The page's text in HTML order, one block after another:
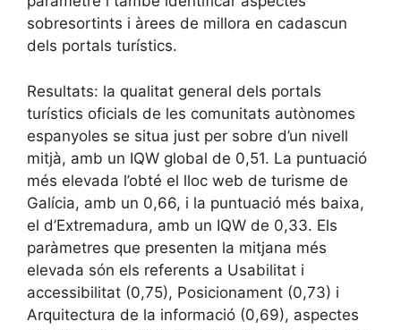
sobresortints i àrees de millora en cadascun
dels portals turístics.
Resultats: la qualitat general dels portals
turístics oficials de les comunitats autònomes
espanyoles se situa just per sobre d’un nivell
mitjà, amb un IQW global de 0,51. La puntuació
més elevada l’obté el lloc web de turisme de
Galícia, amb un 0,66, i la puntuació més baixa,
el d’Extremadura, amb un IQW de 0,33. Els
paràmetres que presenten la mitjana més
elevada són els referents a Usabilitat i
accessibilitat (0,75), Posicionament (0,73) i
Arquitectura de la informació (0,69), aspectes